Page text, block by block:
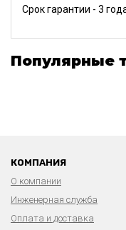
Срок гарантии - 3
Популярные
КОМПАНИЯ
О компании
Инженерная служба
Оплата и доставка